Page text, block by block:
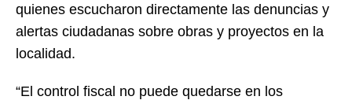
quienes escucharon directamente las denuncias y
alertas ciudadanas sobre obras y proyectos en la
localidad.
“El control fiscal no puede quedarse en los